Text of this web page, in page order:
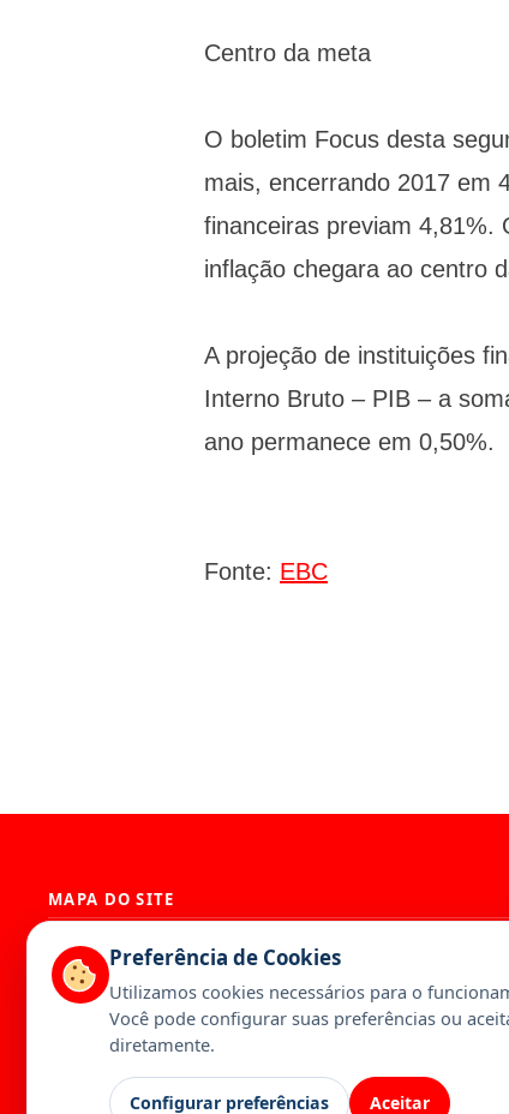
Centro da meta
O boletim Focus desta
mais, encerrando 2017 em
financeiras previam 4,81%.
inflação chegara ao centro
A projeção de instituições
Interno Bruto – PIB – a
ano permanece em 0,50%.
Fonte: EBC
MAPA DO SITE
História
Diretoria
Estatuto
Canal da Federação
Calendário
Preferência de Cookies
Utilizamos cookies necessários para o
Você pode configurar suas preferências ou
diretamente.
Configurar preferências Aceitar